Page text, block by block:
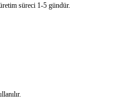
süreci 1-5 gündür.